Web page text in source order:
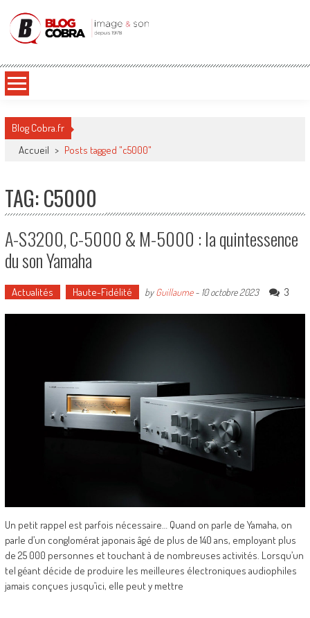
Blog Cobra
Blog Cobra.fr
Accueil > Posts tagged "c5000"
TAG: C5000
A-S3200, C-5000 & M-5000 : la quintessence
du son Yamaha
Actualités Haute-Fidélité byGuillaume- 10 octobre 2023 3
Un petit rappel est parfois nécessaire… Quand on parle de Yamaha, on
parle d’un conglomérat japonais âgé de plus de 140 ans, employant plus
de 25 000 personnes et touchant à de nombreuses activités. Lorsqu’un
tel géant décide de produire les meilleures électroniques audiophiles
jamais conçues jusqu’ici, elle peut y mettre